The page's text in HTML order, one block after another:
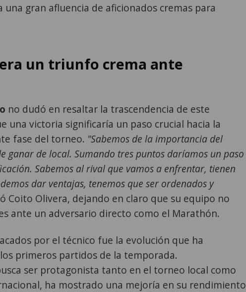
una gran afluencia de aficionados cremas para
un triunfo crema ante
no dudó en resaltar la trascendencia de este
una victoria significaría un paso crucial hacia la
fase del torneo. "Sabemos de la importancia del
ganar de local. Sumando tres puntos daríamos un paso
Sabemos al rival que vamos a enfrentar, tienen
dar ventajas, tenemos que ser ordenados y
Coito Olivera, dejando en claro que su equipo no
ante un adversario directo como el Marathón.
por el técnico fue la evolución que ha
primeros partidos de la temporada.
ser protagonista tanto en el torneo local como
ha mostrado una mejoría en su rendimiento